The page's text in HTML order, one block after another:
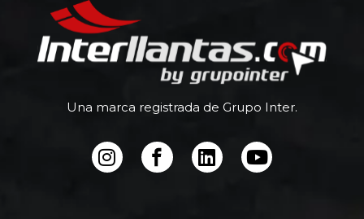
Una marca registrada de Grupo Inter.